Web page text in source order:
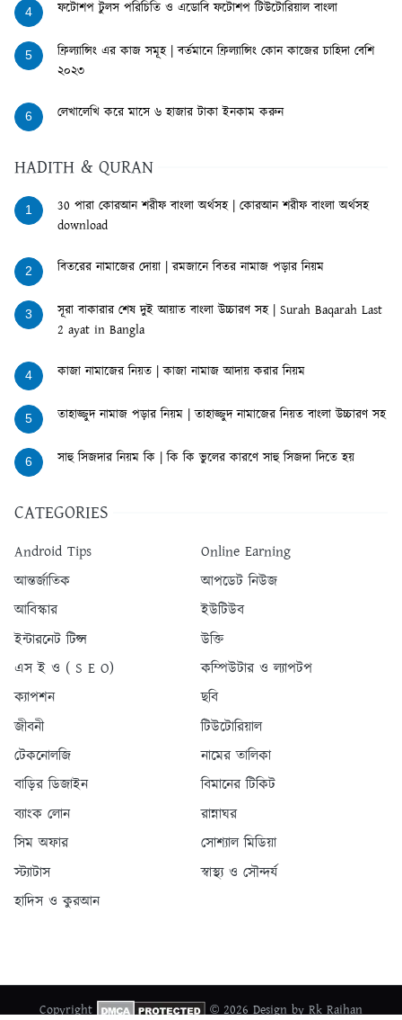
4 ফটোশপ টুলস পরিচিতি ও এডোবি ফটোশপ টিউটোরিয়াল বাংলা
5
ফ্রিল্যান্সিং এর কাজ সমূহ | বর্তমানে ফ্রিল্যান্সিং কোন কাজের চাহিদা বেশি
২০২৩
6 লেখালেখি করে মাসে ৬ হাজার টাকা ইনকাম করুন
HADITH & QURAN
1
30 পারা কোরআন শরীফ বাংলা অর্থসহ | কোরআন শরীফ বাংলা অর্থসহ
download
2 বিতরের নামাজের দোয়া | রমজানে বিতর নামাজ পড়ার নিয়ম
3
সূরা বাকারার শেষ দুই আয়াত বাংলা উচ্চারণ সহ | Surah Baqarah Last
2 ayat in Bangla
4 কাজা নামাজের নিয়ত | কাজা নামাজ আদায় করার নিয়ম
5 তাহাজ্জুদ নামাজ পড়ার নিয়ম | তাহাজ্জুদ নামাজের নিয়ত বাংলা উচ্চারণ সহ
6 সাহু সিজদার নিয়ম কি | কি কি ভুলের কারণে সাহু সিজদা দিতে হয়
CATEGORIES
Android Tips
Online Earning
আন্তর্জাতিক
আপডেট নিউজ
আবিস্কার
ইউটিউব
ইন্টারনেট টিপ্স
উক্তি
এস ই ও ( S E O)
কম্পিউটার ও ল্যাপটপ
ক্যাপশন
ছবি
জীবনী
টিউটোরিয়াল
টেকনোলজি
নামের তালিকা
বাড়ির ডিজাইন
বিমানের টিকিট
ব্যাংক লোন
রান্নাঘর
সিম অফার
সোশ্যাল মিডিয়া
স্ট্যাটাস
স্বাস্থ্য ও সৌন্দর্য
হাদিস ও কুরআন
Copyright © 2026 Design by Rk Raihan